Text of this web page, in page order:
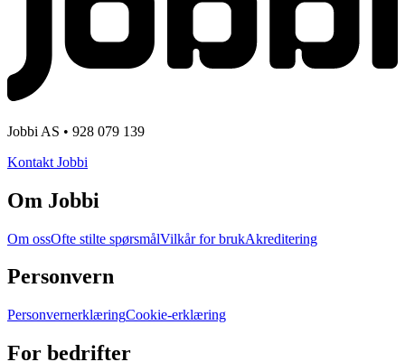
Jobbi AS • 928 079 139
Kontakt Jobbi
Om Jobbi
Om ossOfte stilte spørsmålVilkår for brukAkreditering
Personvern
PersonvernerklæringCookie-erklæring
For bedrifter